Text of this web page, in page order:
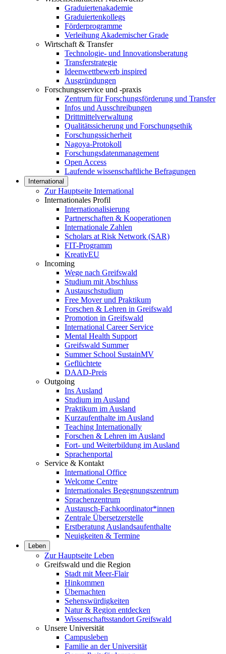
Graduiertenakademie
Graduiertenkollegs
Förderprogramme
Verleihung Akademischer Grade
Wirtschaft & Transfer
Technologie- und Innovationsberatung
Transferstrategie
Ideenwettbewerb inspired
Ausgründungen
Forschungsservice und -praxis
Zentrum für Forschungsförderung und Transfer
Infos und Ausschreibungen
Drittmittelverwaltung
Qualitätssicherung und Forschungsethik
Forschungssicherheit
Nagoya-Protokoll
Forschungsdatenmanagement
Open Access
Laufende wissenschaftliche Befragungen
International
Zur Hauptseite International
Internationales Profil
Internationalisierung
Partnerschaften & Kooperationen
Internationale Zahlen
Scholars at Risk Network (SAR)
FIT-Programm
KreativEU
Incoming
Wege nach Greifswald
Studium mit Abschluss
Austauschstudium
Free Mover und Praktikum
Forschen & Lehren in Greifswald
Promotion in Greifswald
International Career Service
Mental Health Support
Greifswald Summer
Summer School SustainMV
Geflüchtete
DAAD-Preis
Outgoing
Ins Ausland
Studium im Ausland
Praktikum im Ausland
Kurzaufenthalte im Ausland
Teaching Internationally
Forschen & Lehren im Ausland
Fort- und Weiterbildung im Ausland
Sprachenportal
Service & Kontakt
International Office
Welcome Centre
Internationales Begegnungszentrum
Sprachenzentrum
Austausch-Fachkoordinator*innen
Zentrale Übersetzerstelle
Erstberatung Auslandsaufenthalte
Neuigkeiten & Termine
Leben
Zur Hauptseite Leben
Greifswald und die Region
Stadt mit Meer-Flair
Hinkommen
Übernachten
Sehenswürdigkeiten
Natur & Region entdecken
Wissenschaftsstandort Greifswald
Unsere Universität
Campusleben
Familie an der Universität